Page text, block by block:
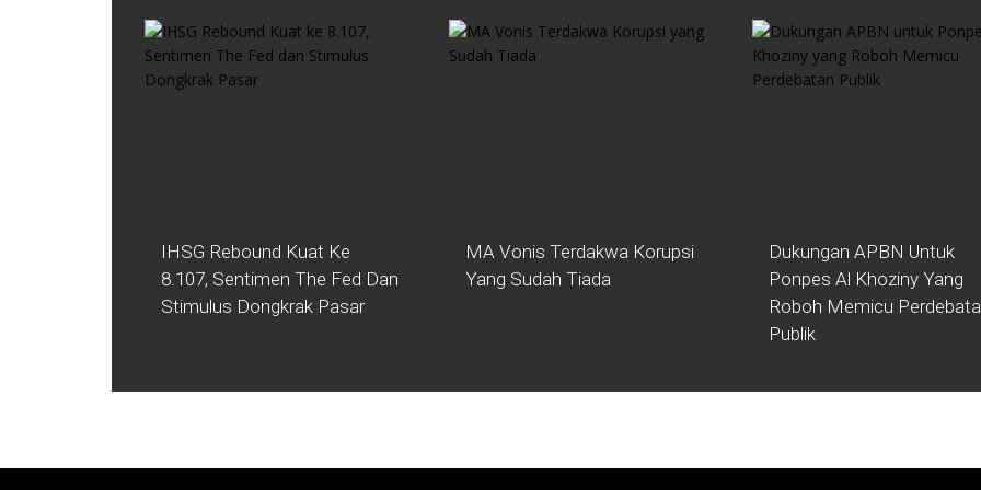
IHSG Rebound Kuat Ke
8.107, Sentimen The Fed Dan
Stimulus Dongkrak Pasar
MA Vonis Terdakwa Korupsi
Yang Sudah Tiada
Dukungan APBN Untuk
Ponpes Al Khoziny Yang
Roboh Memicu
Publik